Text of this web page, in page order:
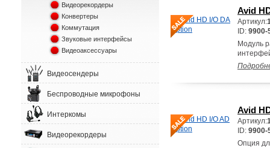
Видеорекордеры
Конвертеры
Коммутация
Звуковые интерфейсы
Видеоаксессуары
Видеосендеры
Беспроводные микрофоны
Интеркомы
Видеорекордеры
Avid
Артикул:
ID: 9900-
Модуль
Avid
Артикул:
ID: 9900-
Опция